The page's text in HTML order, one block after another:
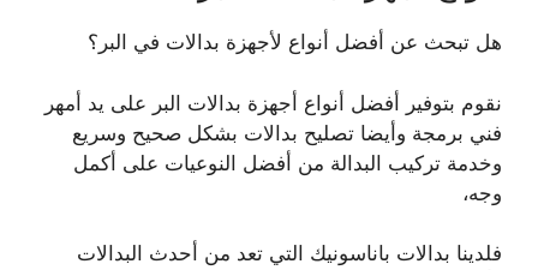
هل تبحث عن أفضل أنواع لأجهزة بدالات في البر؟
نقوم بتوفير أفضل أنواع أجهزة بدالات البر على يد أمهر
فني برمجة وأيضا تصليح بدالات بشكل صحيح وسريع
وخدمة تركيب البدالة من أفضل النوعيات على أكمل
وجه،
فلدينا بدالات باناسونيك التي تعد من أحدث البدالات